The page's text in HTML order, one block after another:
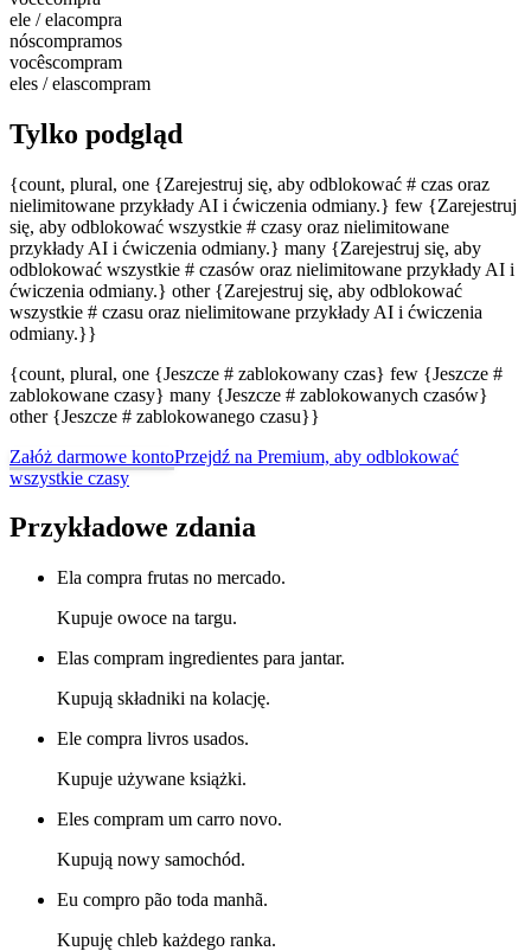
ele / elacompra
nóscompramos
vocêscompram
eles / elascompram
Tylko podgląd
{count, plural, one {Zarejestruj się, aby odblokować # czas oraz
nielimitowane przykłady AI i ćwiczenia odmiany.} few {Zarejestruj
się, aby odblokować wszystkie # czasy oraz nielimitowane
przykłady AI i ćwiczenia odmiany.} many {Zarejestruj się, aby
odblokować wszystkie # czasów oraz nielimitowane przykłady AI i
ćwiczenia odmiany.} other {Zarejestruj się, aby odblokować
wszystkie # czasu oraz nielimitowane przykłady AI i ćwiczenia
odmiany.}}
{count, plural, one {Jeszcze # zablokowany czas} few {Jeszcze #
zablokowane czasy} many {Jeszcze # zablokowanych czasów}
other {Jeszcze # zablokowanego czasu}}
Załóż darmowe kontoPrzejdź na Premium, aby odblokować
wszystkie czasy
Przykładowe zdania
Ela compra frutas no mercado.
Kupuje owoce na targu.
Elas compram ingredientes para jantar.
Kupują składniki na kolację.
Ele compra livros usados.
Kupuje używane książki.
Eles compram um carro novo.
Kupują nowy samochód.
Eu compro pão toda manhã.
Kupuję chleb każdego ranka.